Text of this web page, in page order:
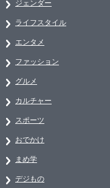
ジェンダー
ライフスタイル
エンタメ
ファッション
グルメ
カルチャー
スポーツ
おでかけ
まめ学
デジもの